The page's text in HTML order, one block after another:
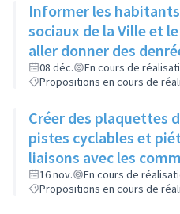
Informer les
sociaux de la Ville et
aller donner des
local des restos du
Prévert), les lundis,
08 déc.
En cours de
Propositions en cours de
Créer des plaquettes
pistes cyclables et
liaisons avec les
16 nov.
En cours de
Propositions en cours de